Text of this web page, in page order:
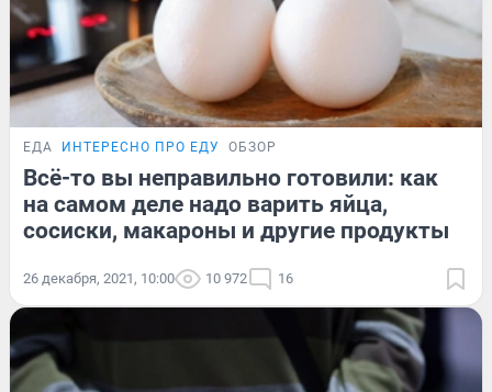
ЕДА ИНТЕРЕСНО ПРО ЕДУ ОБЗОР
Всё-то вы неправильно готовили: как
на самом деле надо варить яйца,
сосиски, макароны и другие продукты
26 декабря, 2021, 10:00 10 972 16